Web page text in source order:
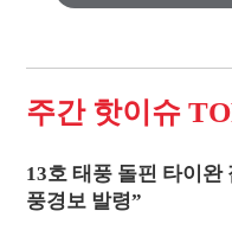
주간 핫이슈
13호 태풍 돌핀 타이
풍경보 발령”